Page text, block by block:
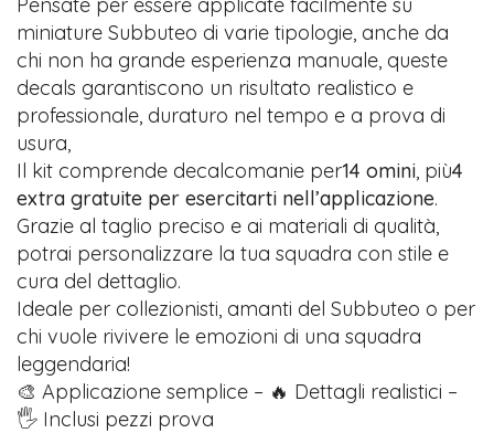
miniature Subbuteo di varie tipologie, anche da
chi non ha grande esperienza manuale, queste
decals garantiscono un risultato realistico e
professionale, duraturo nel tempo e a prova di
usura,
Il kit comprende decalcomanie per14 omini, più4
extra gratuite per esercitarti nell’applicazione.
Grazie al taglio preciso e ai materiali di qualità,
potrai personalizzare la tua squadra con stile e
cura del dettaglio.
Ideale per collezionisti, amanti del Subbuteo o per
chi vuole rivivere le emozioni di una squadra
leggendaria!
🎨 Applicazione semplice – 🔥 Dettagli realistici –
🖐️ Inclusi pezzi prova